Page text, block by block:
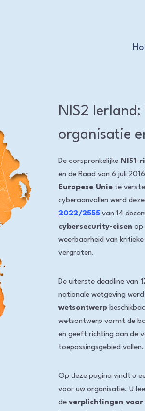
NIS2
organisatie
De oorspronkelijke NIS1-
en de Raad van 6 juli
Europese Unie te
cyberaanvallen werd
2022/2555 van 14
cybersecurity-eisen op
weerbaarheid van
vergroten.
De uiterste deadline van
nationale wetgeving
wetsontwerp
wetsontwerp vormt de
en geeft richting aan de
toepassingsgebied vallen.
Op deze pagina vindt u
voor uw organisatie. U
de verplichtingen